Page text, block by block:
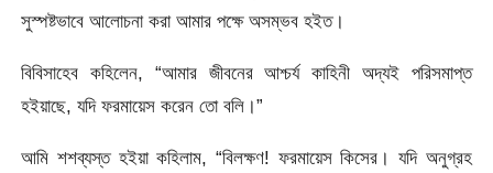
সুস্পষ্টভাবে আলােচনা করা আমার পক্ষে অসম্ভব হইত।
বিবিসাহেব কহিলেন, “আমার জীবনের আশ্চর্য কাহিনী অদ্যই পরিসমাপ্ত
হইয়াছে, যদি ফরমায়েস করেন তাে বলি।”
আমি শশব্যস্ত হইয়া কহিলাম, “বিলক্ষণ! ফরমায়েস কিসের। যদি অনুগ্রহ